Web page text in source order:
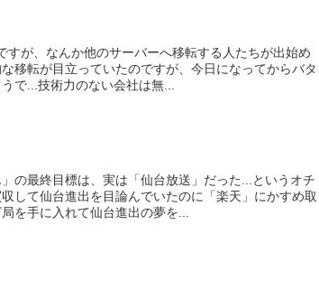
すが、なんか他のサーバーへ移転する人たちが出始め
移転が目立っていたのですが、今日になってからバタ
で...技術力のない会社は無...
の最終目標は、実は「仙台放送」だった...というオチ
して仙台進出を目論んでいたのに「楽天」にかすめ取
を手に入れて仙台進出の夢を...